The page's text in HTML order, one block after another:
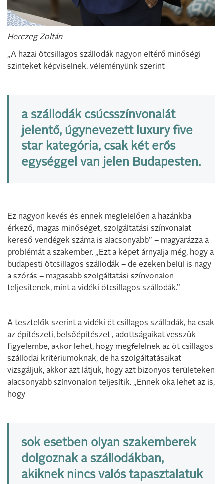
Herczeg Zoltán
„A hazai ötcsillagos szállodák nagyon eltérő minőségi
szinteket képviselnek, véleményünk szerint
a szállodák csúcsszínvonalát
jelentő, úgynevezett luxury five
star kategória, csak két erős
egységgel van jelen Budapesten.
Ez nagyon kevés és ennek megfelelően a hazánkba
érkező, magas minőséget, szolgáltatási színvonalat
kereső vendégek száma is alacsonyabb” – magyarázza a
problémát a szakember. „Ezt a képet árnyalja még, hogy a
budapesti ötcsillagos szállodák – de ezeken belül is nagy
a szórás – magasabb szolgáltatási színvonalon
teljesítenek, mint a vidéki ötcsillagos szállodák.”
A tesztelők szerint a vidéki öt csillagos szállodák, ha csak
az építészeti, belsőépítészeti, adottságaikat vesszük
figyelembe, akkor lehet, hogy megfelelnek az öt csillagos
szállodai kritériumoknak, de ha szolgáltatásaikat
vizsgáljuk, akkor azt látjuk, hogy azt bizonyos területeken
alacsonyabb színvonalon teljesítik. „Ennek oka lehet az is,
hogy
sok esetben olyan szakemberek
dolgoznak a szállodákban,
akiknek nincs valós tapasztalatuk